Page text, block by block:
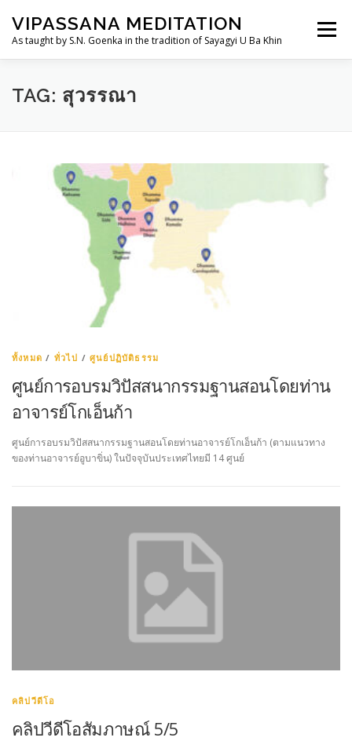
content
VIPASSANA MEDITATION
As taught by S.N. Goenka in the tradition of Sayagyi U Ba Khin
Menu
THAILANDDHAMMA.ORG
ศูนย์ฯ/สถานที่
TAG: สุวรรณา
ทั้งหมด / ทั่วไป /ศูนย์ปฏิบัติธรรม
ศูนย์การอบรมวิปัสสนากรรมฐานสอนโดยท่าน
อาจารย์โกเอ็นก้า
ศูนย์การอบรมวิปัสสนากรรมฐานสอนโดยท่านอาจารย์โกเอ็นก้า (ตามแนวทาง
ของท่านอาจารย์อูบาขิ่น) ในปัจจุบันประเทศไทยมี 14 ศูนย์
คลิปวีดีโอ
คลิปวีดีโอสัมภาษณ์ 5/5